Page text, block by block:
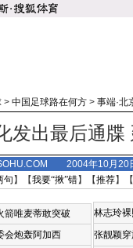
> 中国足球路在何方 > 事端·北
发出最后通
2004年10月20
句 】【我要“揪”错】【推荐】
箭唯麦蒂敢突破
会炮轰阿加西
林志玲
张靓颖